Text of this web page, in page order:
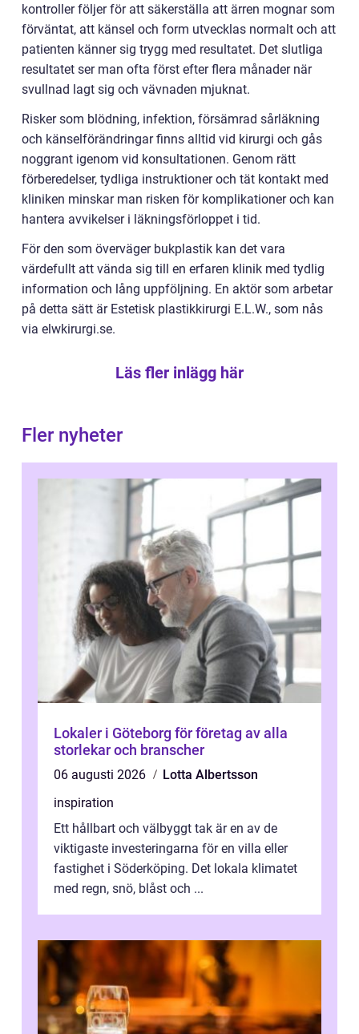
kontroller följer för att säkerställa att ärren mognar som
förväntat, att känsel och form utvecklas normalt och att
patienten känner sig trygg med resultatet. Det slutliga
resultatet ser man ofta först efter flera månader när
svullnad lagt sig och vävnaden mjuknat.
Risker som blödning, infektion, försämrad sårläkning
och känselförändringar finns alltid vid kirurgi och gås
noggrant igenom vid konsultationen. Genom rätt
förberedelser, tydliga instruktioner och tät kontakt med
kliniken minskar man risken för komplikationer och kan
hantera avvikelser i läkningsförloppet i tid.
För den som överväger bukplastik kan det vara
värdefullt att vända sig till en erfaren klinik med tydlig
information och lång uppföljning. En aktör som arbetar
på detta sätt är Estetisk plastikkirurgi E.L.W., som nås
via elwkirurgi.se.
Läs fler inlägg här
Fler nyheter
Lokaler i Göteborg för företag av alla
storlekar och branscher
06 augusti 2026
Lotta Albertsson
inspiration
Ett hållbart och välbyggt tak är en av de
viktigaste investeringarna för en villa eller
fastighet i Söderköping. Det lokala klimatet
med regn, snö, blåst och ...